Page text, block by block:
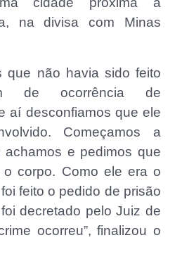
na divisa com Minas
que não havia sido feito
de ocorrência de
aí desconfiamos que ele
Começamos a
e pedimos que
o corpo. Como ele era o
feito o pedido de prisão
decretado pelo Juiz de
ocorreu”, finalizou o